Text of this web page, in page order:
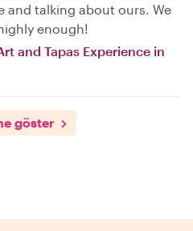
and talking about ours. We
enough!
and Tapas Experience in
göster